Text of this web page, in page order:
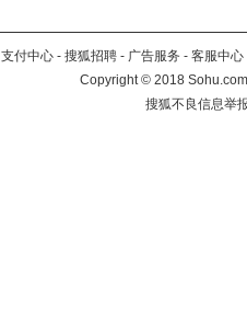
支付中心 - 搜狐招聘 - 广告服务 - 客服中心
Copyright©2018
搜狐不良信息举